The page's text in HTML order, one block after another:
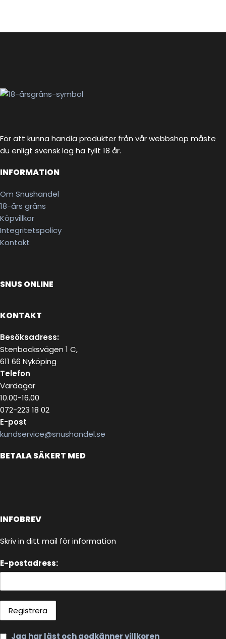
För att kunna handla produkter från vår webbshop måste
du enligt svensk lag ha fyllt 18 år.
INFORMATION
Om Snushandel
18-års gräns
Köpvillkor
Integritetspolicy
Kontakt
SNUS ONLINE
KONTAKT
Besöksadress:
Stenbocksvägen 1 C,
611 66 Nyköping
Telefon
Vardagar
10.00-16.00
072-223 18 02
E-post
kundservice@snushandel.se
BETALA SÄKERT MED
INFOBREV
Skriv in ditt mail för information
E-postadress:
Jag har läst och godkänner villkoren